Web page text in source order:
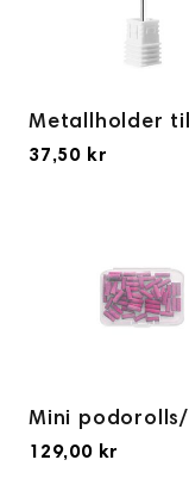
37,50 kr
129,00 kr